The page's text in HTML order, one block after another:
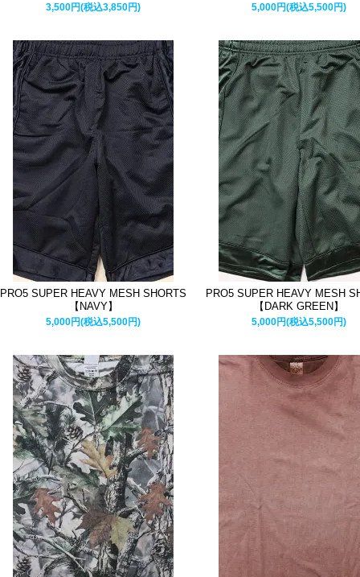
3,500円(税込3,850円) 5,000円(税込5,500円)
PRO5 SUPER HEAVY MESH SHORTS
【NAVY】
5,000円(税込5,500円)
PRO5 SUPER HEAVY MESH
【DARK GREEN】
5,000円(税込5,500円)